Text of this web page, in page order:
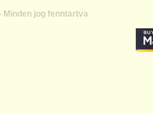
Minden jog fenntartva